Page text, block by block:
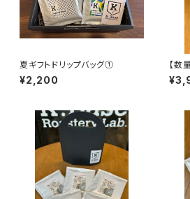
夏ギフトドリップバッグ①
¥2,200
【数
ック
り)